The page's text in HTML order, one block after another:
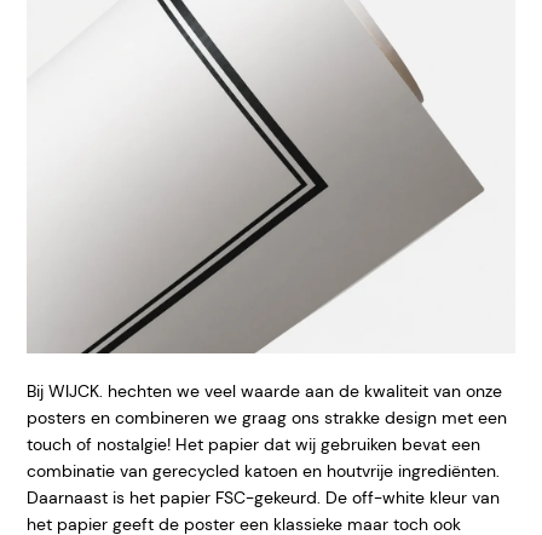
Bij WIJCK. hechten we veel waarde aan de kwaliteit van onze
posters en combineren we graag ons strakke design met een
touch of nostalgie! Het papier dat wij gebruiken bevat een
combinatie van gerecycled katoen en houtvrije ingrediënten.
Daarnaast is het papier FSC-gekeurd. De off-white kleur van
het papier geeft de poster een klassieke maar toch ook